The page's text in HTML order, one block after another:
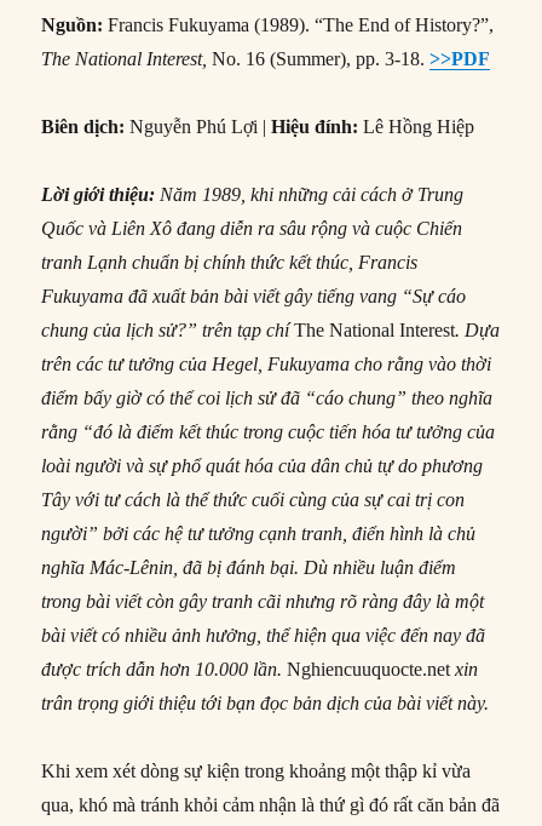
Nguồn: Francis Fukuyama (1989). “The End of History?”,
The National Interest, No. 16 (Summer), pp. 3-18.>>PDF
Biên dịch: Nguyễn Phú Lợi |Hiệu đính: Lê Hồng Hiệp
Lời giới thiệu: Năm 1989, khi những cải cách ở Trung
Quốc và Liên Xô đang diễn ra sâu rộng và cuộc Chiến
tranh Lạnh chuẩn bị chính thức kết thúc, Francis
Fukuyama đã xuất bản bài viết gây tiếng vang “Sự cáo
chung của lịch sử?” trên tạp chíThe National Interest. Dựa
trên các tư tưởng của Hegel, Fukuyama cho rằng vào thời
điểm bấy giờ có thể coi lịch sử đã “cáo chung” theo nghĩa
rằng “đó là điểm kết thúc trong cuộc tiến hóa tư tưởng của
loài người và sự phổ quát hóa của dân chủ tự do phương
Tây với tư cách là thể thức cuối cùng của sự cai trị con
người” bởi các hệ tư tưởng cạnh tranh, điển hình là chủ
nghĩa Mác-Lênin, đã bị đánh bại. Dù nhiều luận điểm
trong bài viết còn gây tranh cãi nhưng rõ ràng đây là một
bài viết có nhiều ảnh hưởng, thể hiện qua việc đến nay đã
được trích dẫn hơn 10.000 lần.Nghiencuuquocte.net xin
trân trọng giới thiệu tới bạn đọc bản dịch của bài viết này.
Khi xem xét dòng sự kiện trong khoảng một thập kỉ vừa
qua, khó mà tránh khỏi cảm nhận là thứ gì đó rất căn bản đã